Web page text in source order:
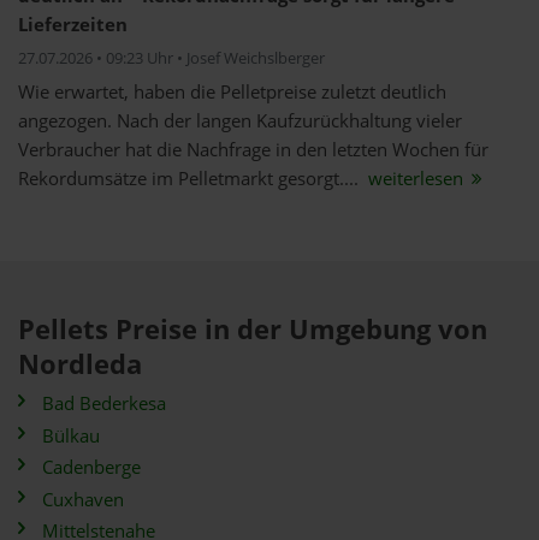
Lieferzeiten
27.07.2026 • 09:23 Uhr • Josef Weichslberger
Wie erwartet, haben die Pelletpreise zuletzt deutlich
angezogen. Nach der langen Kaufzurückhaltung vieler
Verbraucher hat die Nachfrage in den letzten Wochen für
Rekordumsätze im Pelletmarkt gesorgt.... weiterlesen
Pellets Preise in der Umgebung von
Nordleda
Bad Bederkesa
Bülkau
Cadenberge
Cuxhaven
Mittelstenahe